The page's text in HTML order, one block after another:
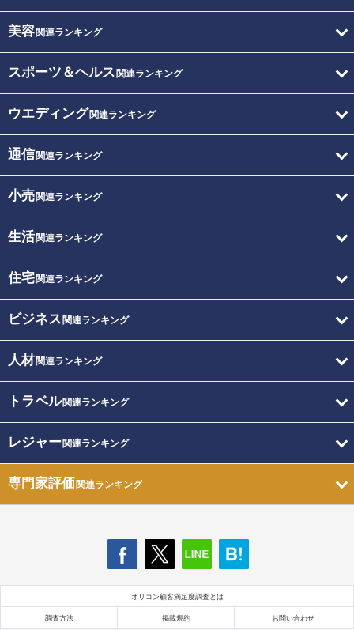
美容関連ランキング
スポーツ＆ヘルス 関連ランキング
ウエディング関連ランキング
通信関連ランキング
小売関連ランキング
生活関連ランキング
住宅関連ランキング
ビジネス 関連ランキング
人材関連ランキング
トラベル関連ランキング
レジャー関連ランキング
専門家評価関連ランキング
オリコン顧客満足度調査とは
調査方法 掲載規約 お問い合わせ